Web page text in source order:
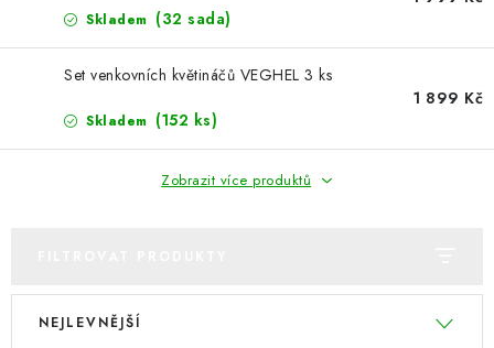
NOVINKY
Obchodní podmínky
Podmínky ochrany osobních údajů
Nákup na splátky ESSOX
Skladem (32 sada)
Set venkovních květináčů VEGHEL 3 ks
Skladem (152 ks)
1 899 Kč
Zobrazit více produktů
V
Ř
NEJLEVNĚJŠÍ